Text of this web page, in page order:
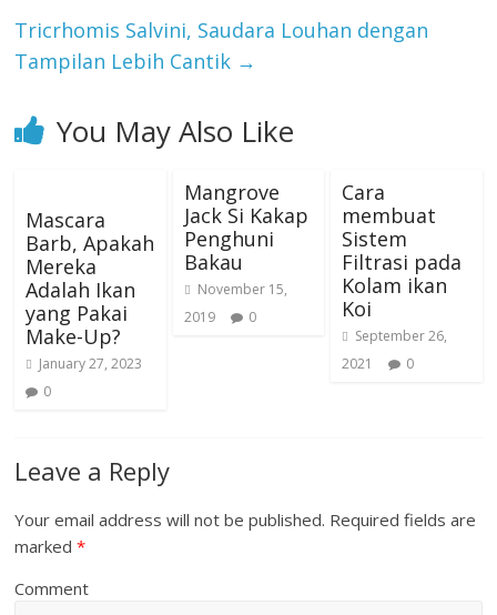
Tricrhomis Salvini, Saudara Louhan dengan
Tampilan Lebih Cantik →
You May Also Like
Mascara
Barb, Apakah
Mereka
Adalah Ikan
yang Pakai
Make-Up?
January 27, 2023
0
Mangrove
Jack Si Kakap
Penghuni
Bakau
November 15,
2019
0
Cara
membuat
Sistem
Filtrasi pada
Kolam ikan
Koi
September 26,
2021
0
Leave a Reply
Your email address will not be published. Required fields are
marked*
Comment